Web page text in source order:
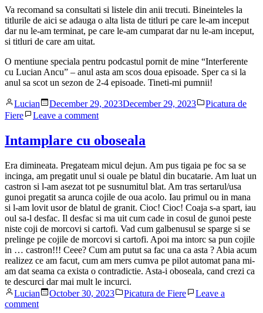
Va recomand sa consultati si listele din anii trecuti. Bineinteles la
titlurile de aici se adauga o alta lista de titluri pe care le-am inceput
dar nu le-am terminat, pe care le-am cumparat dar nu le-am inceput,
si titluri de care am uitat.
O mentiune speciala pentru podcastul pornit de mine “Interferente
cu Lucian Ancu” – anul asta am scos doua episoade. Sper ca si la
anul sa scot un sezon de 2-4 episoade. Tineti-mi pumnii!
Posted
by
Lucian December 29, 2023December 29, 2023
Posted
Picatura de
Fiere
Leave a commenton
am
citit/ascultat
Intamplare cu oboseala
Era dimineata. Pregateam micul dejun. Am pus tigaia pe foc sa se
incinga, am pregatit unul si ouale pe blatul din bucatarie. Am luat un
castron si l-am asezat tot pe susnumitul blat. Am tras sertarul/usa
gunoi pregatit sa arunca cojile de oua acolo. Iau primul ou in mana
si l-am lovit usor de blatul de granit. Cioc! Cioc! Coaja s-a spart, iau
oul sa-l desfac. Il desfac si ma uit cum cade in cosul de gunoi peste
niste coji de morcovi si cartofi. Vad cum galbenusul se sparge si se
prelinge pe cojile de morcovi si cartofi. Apoi ma intorc sa pun cojile
in … castron!!! Ceee? Cum am putut sa fac una ca asta ? Abia acum
realizez ce am facut, cum am mers cumva pe pilot automat pana mi-
am dat seama ca exista o contradictie. Asta-i oboseala, cand crezi ca
te descurci dar mai mult le incurci.
Posted
by
Lucian October 30, 2023
Posted
Picatura de Fiere
Leave a
commenton